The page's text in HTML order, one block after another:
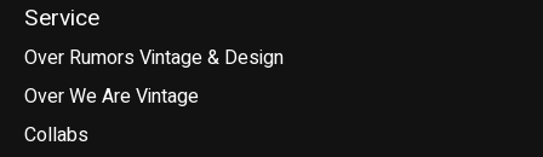
Service
Over Rumors Vintage & Design
Over We Are Vintage
Collabs